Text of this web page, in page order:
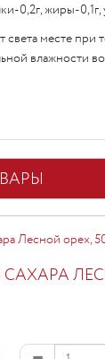
0,2г, жиры-0,1г,
месте при
влажности
САХАРА